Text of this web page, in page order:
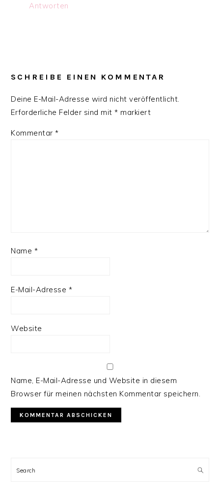
Antworten
SCHREIBE EINEN KOMMENTAR
Deine E-Mail-Adresse wird nicht veröffentlicht.
Erforderliche Felder sind mit* markiert
Kommentar*
Name *
E-Mail-Adresse *
Website
Name, E-Mail-Adresse und Website in diesem
Browser für meinen nächsten Kommentar speichern.
SIDEBAR
Search